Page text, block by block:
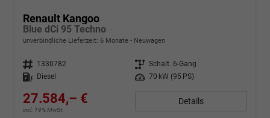
Renault Kangoo
Blue dCi 95 Techno
unverbindliche Lieferzeit: 6 Monate Neuwagen
Fahrzeugnr. 1330782 Getriebe Schalt. 6-Gang
Kraftstoff
Diesel Leistung 70 kW (95 PS)
27.584,– €
incl. 19% MwSt.
Details